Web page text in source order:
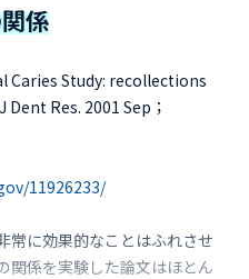
係
Caries Study: recollections
Res. 2001 Sep；
11926233/
常に効果的なことはふれさせ
関係を実験した論文はほとん